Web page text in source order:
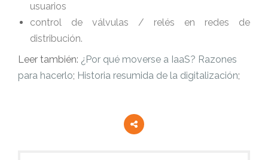
usuarios
control de válvulas / relés en redes de
distribución.
Leer también: ¿Por qué moverse a IaaS? Razones
para hacerlo; Historia resumida de la digitalización;